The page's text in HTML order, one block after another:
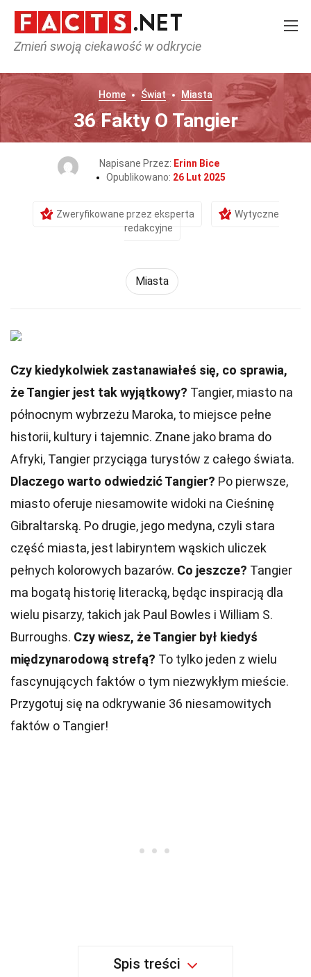
Zmień swoją ciekawość w odkrycie
Home Świat Miasta
36 Fakty O Tangier
Napisane Przez: Erinn Bice
Opublikowano: 26 Lut 2025
Zweryfikowane przez eksperta
Wytyczne
redakcyjne
Miasta
Czy kiedykolwiek zastanawiałeś się, co sprawia,
że Tangier jest tak wyjątkowy? Tangier, miasto na
północnym wybrzeżu Maroka, to miejsce pełne
historii, kultury i tajemnic. Znane jako brama do
Afryki, Tangier przyciąga turystów z całego świata.
Dlaczego warto odwiedzić Tangier? Po pierwsze,
miasto oferuje niesamowite widoki na Cieśninę
Gibraltarską. Po drugie, jego medyna, czyli stara
część miasta, jest labiryntem wąskich uliczek
pełnych kolorowych bazarów. Co jeszcze? Tangier
ma bogatą historię literacką, będąc inspiracją dla
wielu pisarzy, takich jak Paul Bowles i William S.
Burroughs. Czy wiesz, że Tangier był kiedyś
międzynarodową strefą? To tylko jeden z wielu
fascynujących faktów o tym niezwykłym mieście.
Przygotuj się na odkrywanie 36 niesamowitych
faktów o Tangier!
Spis treści